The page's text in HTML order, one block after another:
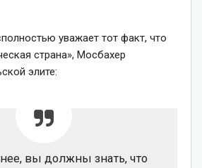
уважает тот факт, что
страна», Мосбахер
элите:
вы должны знать, что